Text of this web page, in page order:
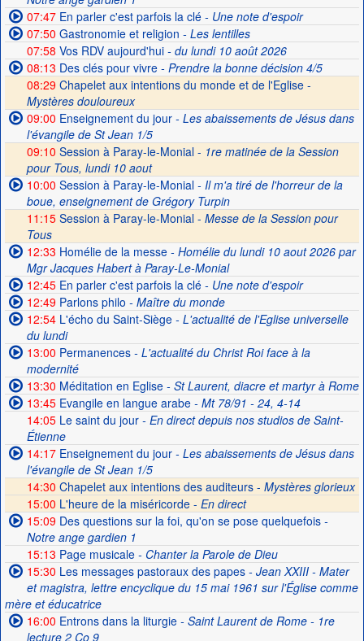
07:47En parler c'est parfois la clé- Une note d'espoir
07:50 Gastronomie et religion - Les lentilles
07:58 Vos RDV aujourd'hui- du lundi 10 août 2026
08:13 Des clés pour vivre- Prendre la bonne décision 4/5
08:29 Chapelet aux intentions du monde et de l'Eglise -
Mystères douloureux
09:00 Enseignement du jour- Les abaissements de Jésus dans
l'évangile de St Jean 1/5
09:10 Session à Paray-le-Monial - 1re matinée de la Session
pour Tous, lundi 10 aout
10:00 Session à Paray-le-Monial- Il m'a tiré de l'horreur de la
boue, enseignement de Grégory Turpin
11:15Session à Paray-le-Monial - Messe de la Session pour
Tous
12:33 Homélie de la messe- Homélie du lundi 10 aout 2026 par
Mgr Jacques Habert à Paray-Le-Monial
12:45En parler c'est parfois la clé- Une note d'espoir
12:49Parlons philo - Maître du monde
12:54L'écho du Saint-Siège- L'actualité de l'Eglise universelle
du lundi
13:00 Permanences- L'actualité du Christ Roi face à la
modernité
13:30 Méditation en Eglise- St Laurent, diacre et martyr à Rome
13:45Evangile en langue arabe- Mt 78/91 - 24, 4-14
14:05Le saint du jour- En direct depuis nos studios de Saint-
Étienne
14:17Enseignement du jour- Les abaissements de Jésus dans
l'évangile de St Jean 1/5
14:30 Chapelet aux intentions des auditeurs - Mystères glorieux
15:00 L'heure de la miséricorde - En direct
15:09Des questions sur la foi, qu'on se pose quelquefois-
Notre ange gardien 1
15:13 Page musicale- Chanter la Parole de Dieu
15:30 Les messages pastoraux des papes- Jean XXIII - Mater
et magistra, lettre encyclique du 15 mai 1961 sur l'Église comme
mère et éducatrice
16:00 Entrons dans la liturgie- Saint Laurent de Rome - 1re
lecture 2 Co 9